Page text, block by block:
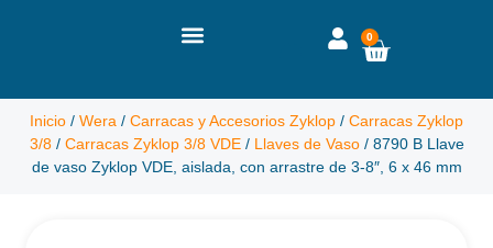
0
Inicio / Wera / Carracas y Accesorios Zyklop / Carracas Zyklop
3/8/ Carracas Zyklop 3/8 VDE/ Llaves de Vaso/ 8790 B Llave
de vaso Zyklop VDE, aislada, con arrastre de 3-8″, 6 x 46 mm